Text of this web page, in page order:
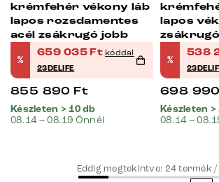
krémfehér vékony láb
lapos rozsdamentes
acél zsákrugó jobb
%
659 035Ft kóddal
23DELIFE
855 890 Ft
Készleten > 10 db
08.14 – 08.19 Önnél
lapos
%
538
698 990
Készleten >
08.14 –
Eddig megtekintve: 24termék /